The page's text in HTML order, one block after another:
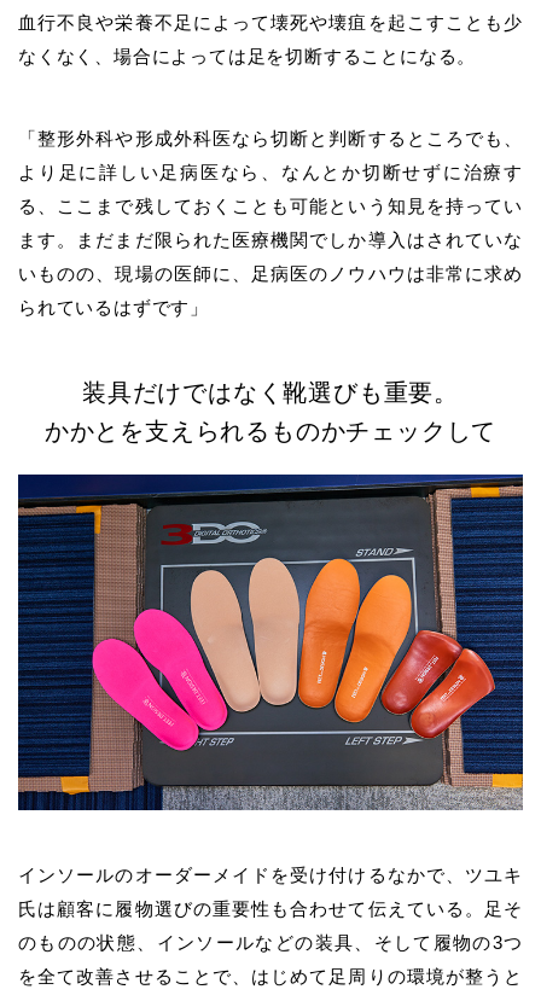
血行不良や栄養不足によって壊死や壊疽を起こすことも少
なくなく、場合によっては足を切断することになる。
「整形外科や形成外科医なら切断と判断するところでも、
より足に詳しい足病医なら、なんとか切断せずに治療す
る、ここまで残しておくことも可能という知見を持ってい
ます。まだまだ限られた医療機関でしか導入はされていな
いものの、現場の医師に、足病医のノウハウは非常に求め
られているはずです」
装具だけではなく靴選びも重要。
かかとを支えられるものかチェックして
インソールのオーダーメイドを受け付けるなかで、ツユキ
氏は顧客に履物選びの重要性も合わせて伝えている。足そ
のものの状態、インソールなどの装具、そして履物の3つ
を全て改善させることで、はじめて足周りの環境が整うと